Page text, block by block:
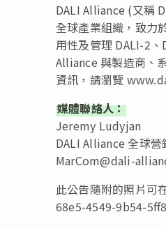
DALI Alliance (又稱
全球產業組織，致力
用性及管理 DALI-2
Alliance 與製造商、
資訊，請瀏覽
媒體聯絡人：
Jeremy Ludyjan
DALI Alliance 全球營
MarCom@dali-
此公告隨附的照片
68e5-4549-9b54-